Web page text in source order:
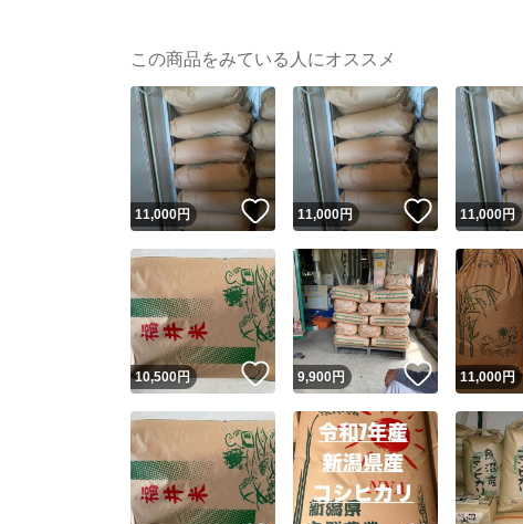
この商品をみている人にオススメ
11,000円 いいね！
11,000円 いいね！
11,000円
10,500円 いいね！
9,900円 いいね！
11,000円